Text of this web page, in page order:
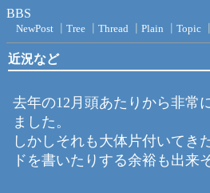
BBS
NewPost Tree Thread Plain Topic
近況など
去年の12月頭あたりから非常
ました。
しかしそれも大体片付いてき
ドを書いたりする余裕も出来